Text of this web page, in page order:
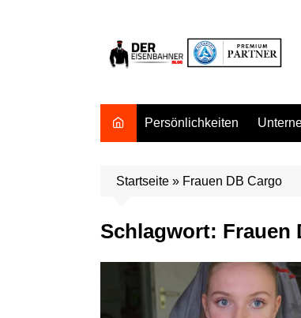
Persönlichkeiten
Startseite » Frauen DB Cargo
Schlagwort: Frauen